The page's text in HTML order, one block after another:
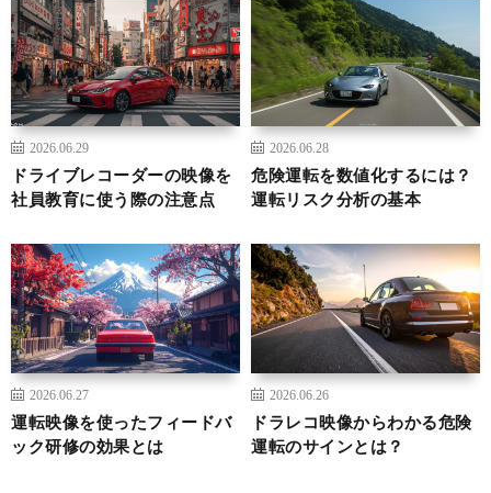
2026.06.29
ドライブレコーダーの映像を
社員教育に使う際の注意点
2026.06.28
危険運転を数値化するには？
運転リスク分析の基本
2026.06.27
運転映像を使ったフィードバ
ック研修の効果とは
2026.06.26
ドラレコ映像からわかる危険
運転のサインとは？